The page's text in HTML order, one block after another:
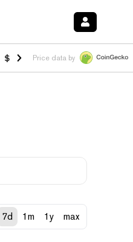
$1.027 1.80%HYPE $54.62 -
Price data by
7d 1m 1y max